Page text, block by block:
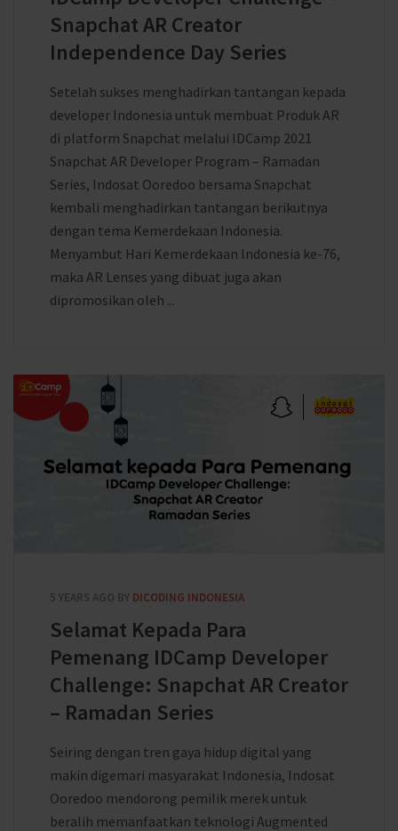
Snapchat AR Creator
Independence Day Series
Setelah sukses menghadirkan tantangan kepada
developer Indonesia untuk membuat Produk AR
di platform Snapchat melalui IDCamp 2021
Snapchat AR Developer Program – Ramadan
Series, Indosat Ooredoo bersama Snapchat
kembali menghadirkan tantangan berikutnya
dengan tema Kemerdekaan Indonesia.
Menyambut Hari Kemerdekaan Indonesia ke-76,
maka AR Lenses yang dibuat juga akan
dipromosikan oleh ...
5 YEARS AGO BY DICODING INDONESIA
Selamat Kepada Para
Pemenang IDCamp Developer
Challenge: Snapchat AR Creator
– Ramadan Series
Seiring dengan tren gaya hidup digital yang
makin digemari masyarakat Indonesia, Indosat
Ooredoo mendorong pemilik merek untuk
beralih memanfaatkan teknologi Augmented